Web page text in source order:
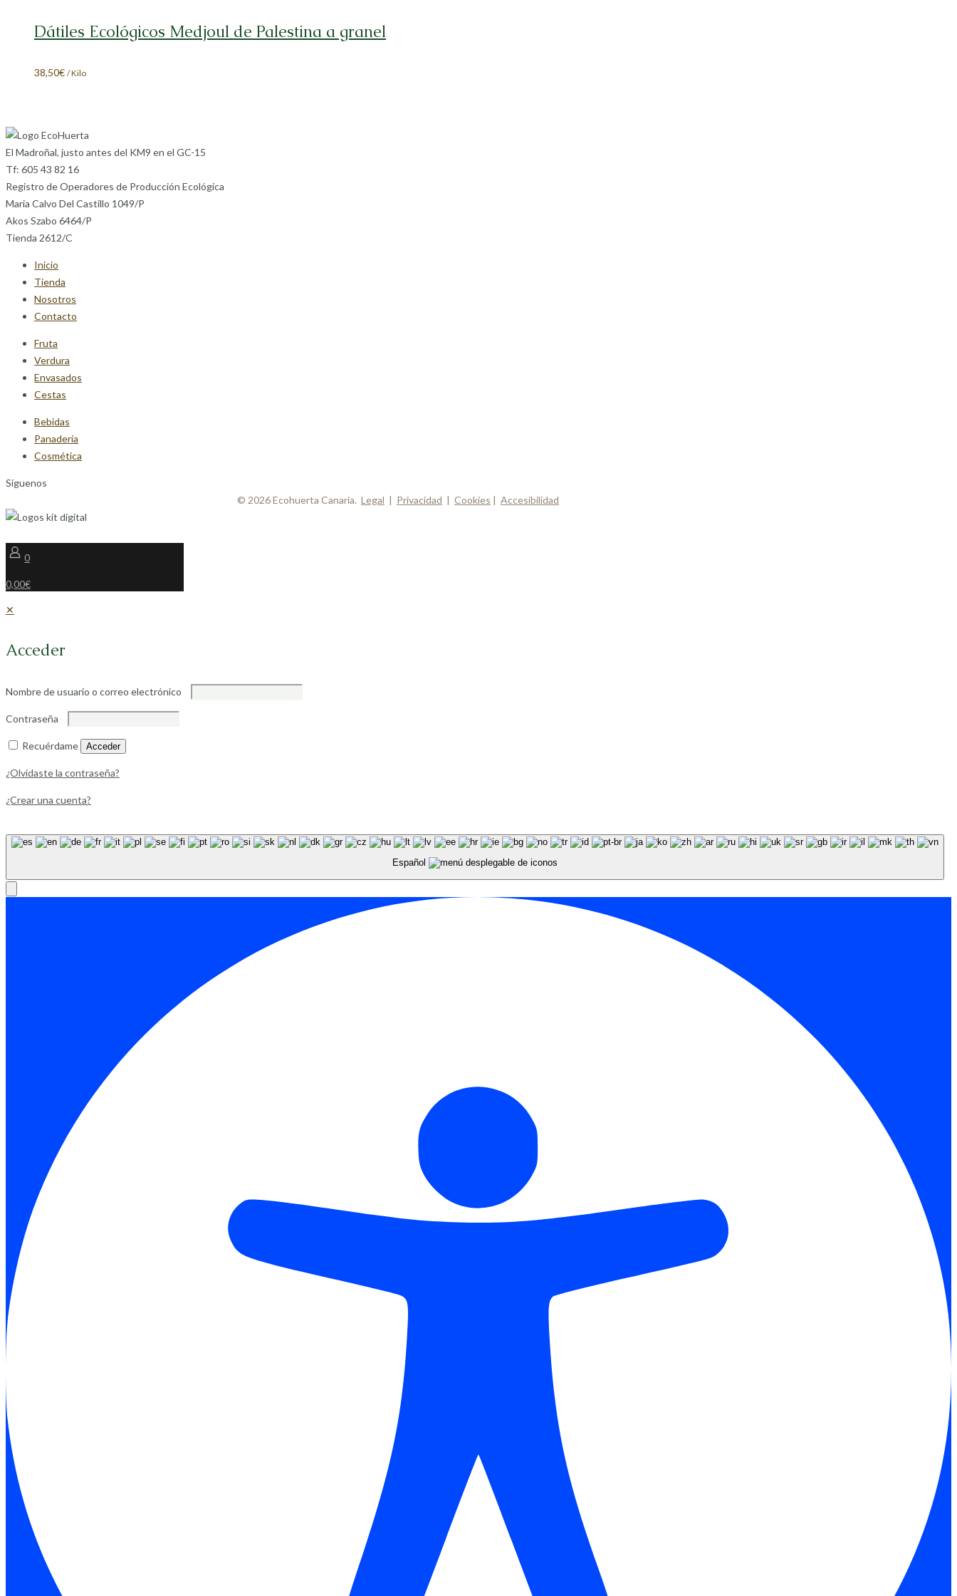
10,54€.10,20€.
Dátiles Ecológicos Medjoul de Palestina a granel
38,50€ / Kilo
El Madroñal, justo antes del KM9 en el GC-15
Tf: 605 43 82 16
Registro de Operadores de Producción Ecológica
Maria Calvo Del Castillo 1049/P
Akos Szabo 6464/P
Tienda 2612/C
Inicio
Tienda
Nosotros
Contacto
Fruta
Verdura
Envasados
Cestas
Bebidas
Panadería
Cosmética
Síguenos
© 2026 Ecohuerta Canaria. Legal | Privacidad | Cookies | Accesibilidad
0
0,00€
✕
Acceder
Nombre de usuario o correo electrónico
Contraseña
Recuérdame Acceder
¿Olvidaste la contraseña?
¿Crear una cuenta?
Español